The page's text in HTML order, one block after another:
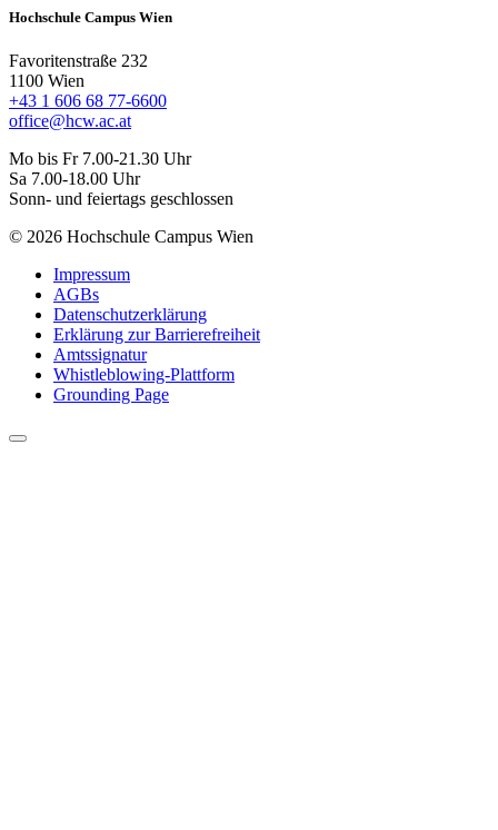
Hochschule Campus Wien
Favoritenstraße 232
1100 Wien
+43 1 606 68 77-6600
office@hcw.ac.at
Mo bis Fr 7.00-21.30 Uhr
Sa 7.00-18.00 Uhr
Sonn- und feiertags geschlossen
© 2026 Hochschule Campus Wien
Impressum
AGBs
Datenschutzerklärung
Erklärung zur Barrierefreiheit
Amtssignatur
Whistleblowing-Plattform
Grounding Page